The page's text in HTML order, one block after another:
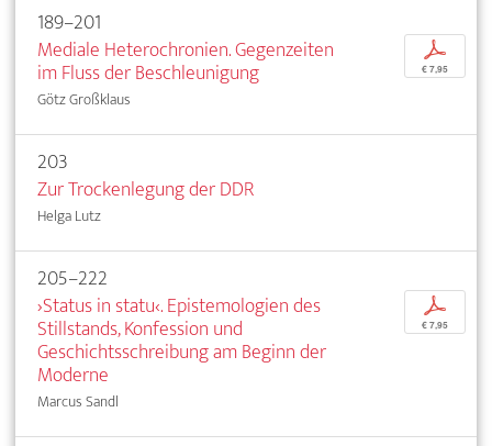
189–201
Mediale Heterochronien. Gegenzeiten
im Fluss der Beschleunigung
Götz Großklaus
p
€ 7,95
203
Zur Trockenlegung der DDR
Helga Lutz
205–222
›Status in statu‹. Epistemologien des
Stillstands, Konfession und
Geschichtsschreibung am Beginn der
Moderne
Marcus Sandl
p
€ 7,95